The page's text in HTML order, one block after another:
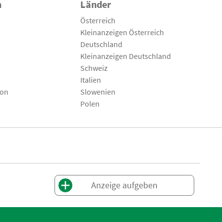
Länder
Österreich
Kleinanzeigen Österreich
Deutschland
Kleinanzeigen Deutschland
Schweiz
Italien
Slowenien
Polen
Anzeige aufgeben